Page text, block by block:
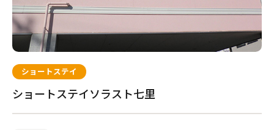
ショートステイ
ショートステイソラスト七里